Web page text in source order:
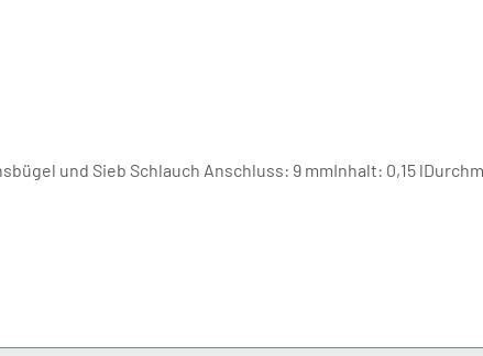
Unimog / Mb Trac mit Befestigunsbügel und Sieb Schlauch Anschluss: 9